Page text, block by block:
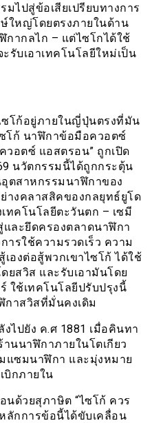
ไปสู่ข้อเสียเปรียบทางการ
ใหญ่โดยตรงภายในด้าน
กากลไก – แต่ไซโกได้ใช้
รับเอาเทคโนโลยีใหม่เป็น
โก้อยู่ภายในญี่ปุ่นตรงที่มัน
โก้ นาฬิกาข้อมือควอตซ์
วอตซ์ แอสตรอน” ถูกเปิด
นวัตกรรมนี้ได้ถูกกระตุ้น
ตสาหกรรมนาฬิกาของ
างคลาสสิคของกลยุทธ์ยูโด
ทคโนโลยีตะวันตก – เซมี
และยึดครองตลาดนาฬิกา
รใช้ความรวดเร็ว ความ
องต่อสู้พวกเขาไซโก้ ได้ใช้
สวิส และรับเอามันโดย
ใช้เทคโนโลยีปรับปรุงนี้
กาสวิสที่มั่นคงเดิม
ไปยัง ค.ศ 1881 เมื่อคินทา
านนาฬิกาภายในโตเกียว
มแซมนาฬิกา และมุ่งหมาย
บิกภายใน
ด้วยสุภาษิต “ไซโก้ ควร
ลักการข้อนี้ได้ขับเคลื่อน